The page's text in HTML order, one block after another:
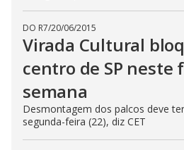
DO R7/20/06/2015
Virada Cultural
centro de SP neste
semana
Desmontagem dos palcos deve
segunda-feira (22), diz CET